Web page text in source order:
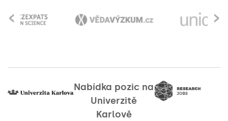
›
‹
Nabídka pozic na
Univerzitě
Karlově